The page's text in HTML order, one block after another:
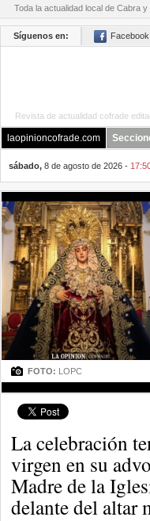
Toda la actualidad local de Cabra
Síguenos en: Facebook
Revista de actualidad cofrade
laopinioncofrade.com
sábado, 8 de agosto de 2026 -
FOTO: LOPC
La celebración
virgen en su
Madre de la
delante del altar